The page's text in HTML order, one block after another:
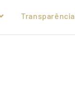
Transparência